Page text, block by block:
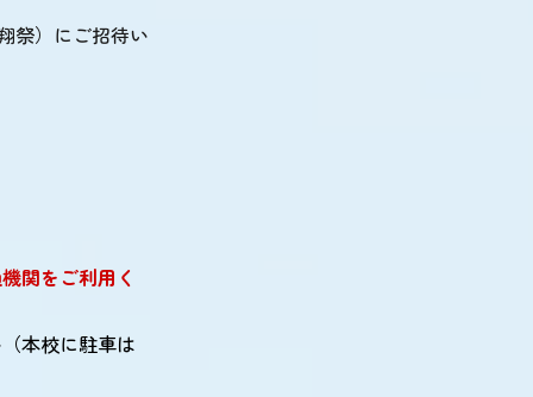
祭）にご招待い
関をご利用く
（本校に駐車は